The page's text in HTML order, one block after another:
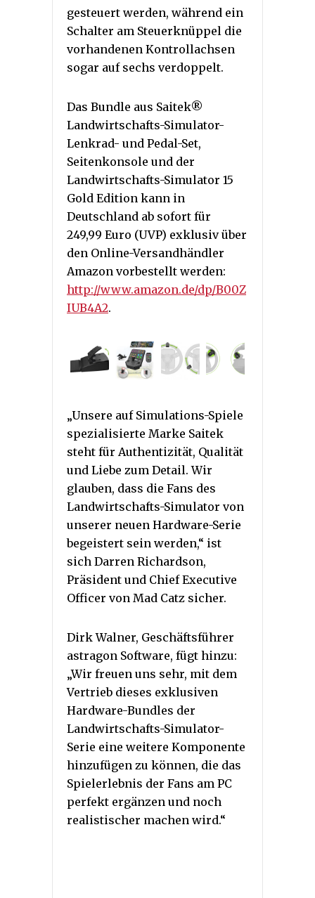
gesteuert werden, während ein
Schalter am Steuerknüppel die
vorhandenen Kontrollachsen
sogar auf sechs verdoppelt.
Das Bundle aus Saitek®
Landwirtschafts-Simulator-
Lenkrad- und Pedal-Set,
Seitenkonsole und der
Landwirtschafts-Simulator 15
Gold Edition kann in
Deutschland ab sofort für
249,99 Euro (UVP) exklusiv über
den Online-Versandhändler
Amazon vorbestellt werden:
http://www.amazon.de/dp/B00Z
IUB4A2.
„Unsere auf Simulations-Spiele
spezialisierte Marke Saitek
steht für Authentizität, Qualität
und Liebe zum Detail. Wir
glauben, dass die Fans des
Landwirtschafts-Simulator von
unserer neuen Hardware-Serie
begeistert sein werden,“ ist
sich Darren Richardson,
Präsident und Chief Executive
Officer von Mad Catz sicher.
Dirk Walner, Geschäftsführer
astragon Software, fügt hinzu:
„Wir freuen uns sehr, mit dem
Vertrieb dieses exklusiven
Hardware-Bundles der
Landwirtschafts-Simulator-
Serie eine weitere Komponente
hinzufügen zu können, die das
Spielerlebnis der Fans am PC
perfekt ergänzen und noch
realistischer machen wird.“